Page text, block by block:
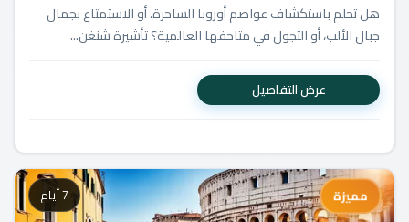
هل تحلم باستكشاف عواصم أوروبا الساحرة، أو الاستمتاع بجمال
جبال الألب، أو التجول في متاحفها العالمية؟ تأشيرة شنغن...
عرض التفاصيل
مميزة 7 أيام